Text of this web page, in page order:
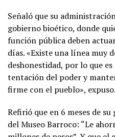
Señaló que su
gobierno bioético, donde
función pública deben
días. «Existe una línea muy
deshonestidad, por lo que
tentación del poder y
firme con el pueblo»,
Refirió que en 6 meses de
del Museo Barroco: “Le